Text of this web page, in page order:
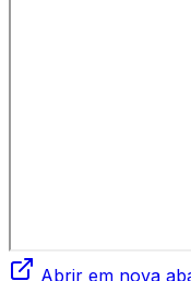
Abrir em nova